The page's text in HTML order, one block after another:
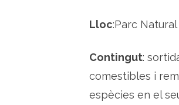
Lloc:Parc
Contingut:
comestibles i
espècies en el